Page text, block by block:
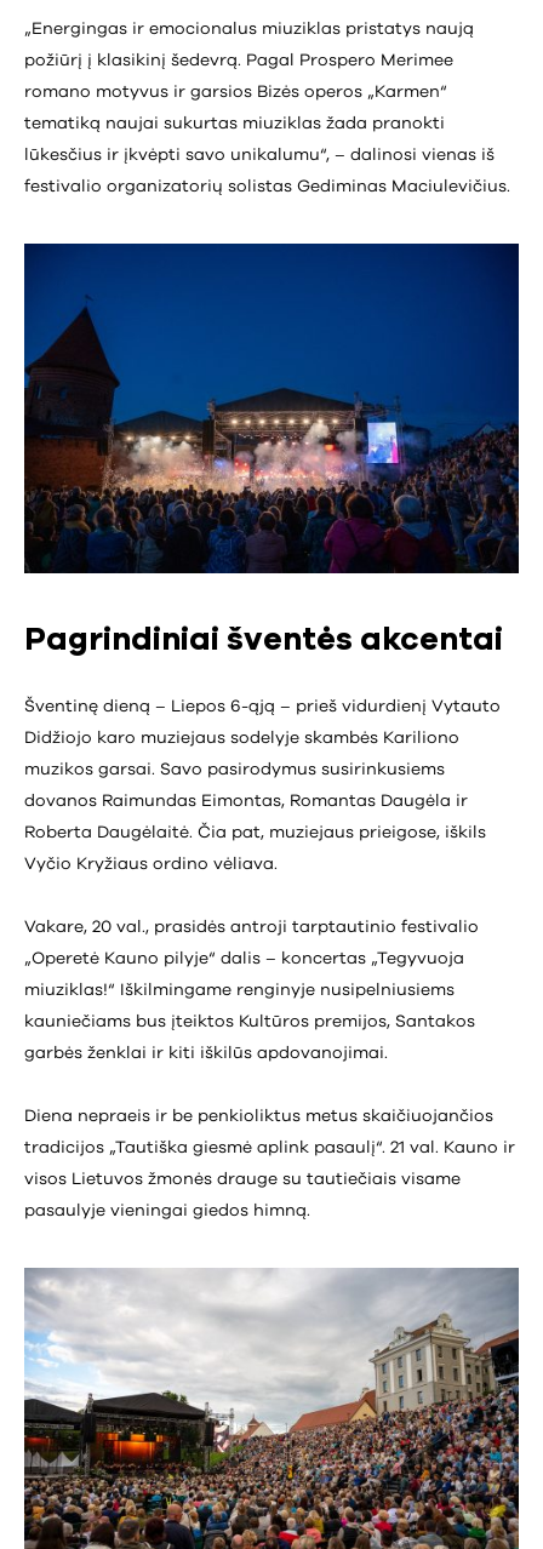
„Energingas ir emocionalus miuziklas pristatys naują
požiūrį į klasikinį šedevrą. Pagal Prospero Merimee
romano motyvus ir garsios Bizės operos „Karmen“
tematiką naujai sukurtas miuziklas žada pranokti
lūkesčius ir įkvėpti savo unikalumu“, – dalinosi vienas iš
festivalio organizatorių solistas Gediminas Maciulevičius.
Pagrindiniai šventės akcentai
Šventinę dieną – Liepos 6-ąją – prieš vidurdienį Vytauto
Didžiojo karo muziejaus sodelyje skambės Kariliono
muzikos garsai. Savo pasirodymus susirinkusiems
dovanos Raimundas Eimontas, Romantas Daugėla ir
Roberta Daugėlaitė. Čia pat, muziejaus prieigose, iškils
Vyčio Kryžiaus ordino vėliava.
Vakare, 20 val., prasidės antroji tarptautinio festivalio
„Operetė Kauno pilyje“ dalis – koncertas „Tegyvuoja
miuziklas!“ Iškilmingame renginyje nusipelniusiems
kauniečiams bus įteiktos Kultūros premijos, Santakos
garbės ženklai ir kiti iškilūs apdovanojimai.
Diena nepraeis ir be penkioliktus metus skaičiuojančios
tradicijos „Tautiška giesmė aplink pasaulį“. 21 val. Kauno ir
visos Lietuvos žmonės drauge su tautiečiais visame
pasaulyje vieningai giedos himną.